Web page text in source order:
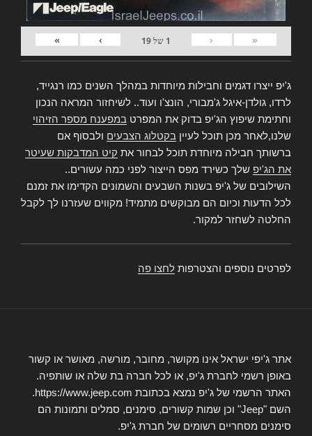
«
‹
1 של19
›
»
ג'יפ ייצרו דגמים וחבילות מיוחדות במהלך השנים כמו רנגייד,
לרדו, גולדן-איגל ג'מבורי, הונצ'ו ועוד.. לשיחזור המראה הנכון
וחתימת שיפוץ הג'יפ בדוק את המפרט במפענח מספר הזיהוי
שלנו,לאחר מכן תוכל לעיין בקטלוג הצבעים ולבסוף אם
ברשותך חבילה מיוחדת תוכל לבחור את קיט המדבקות שעיטר
את הג'יפ שלך כשירד מפס הייצור לפני כמה עשורים..
השילובים של ג'יפ בשנות השבעים והשמונים הקדימו את זמנם
לכל הדעות וכיום הם מבוקשים מתמיד! מקווים שעזרנו לך לקבל
החלטה לשחזר למקור.
לפרטים נוספים והצטרפות לחצו פה
אתר ג'יפי ישראל אינו מקושר, מחובר, מורשה, מאושר או קשור
באופן רשמי לחברת ג'יפ, או לכל חברה בת שלה או שותפיה.
האתר הרשמי של ג'יפ נמצא בכתובת https://www.jeep.com.
השם "Jeep" וכן שמות קשורים, סימנים, סמלים ותמונות הם
סימנים מסחריים רשומים של חברת ג'יפ.